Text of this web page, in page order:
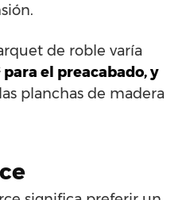
de roble varía
el preacabado, y
planchas de madera